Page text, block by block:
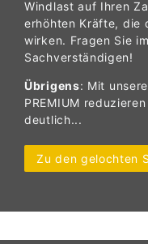
Windlast auf Ihren
erhöhten Kräfte, die
wirken. Fragen Sie
Sachverständigen!
Übrigens: Mit
PREMIUM
deutlich...
Zu den gelochten